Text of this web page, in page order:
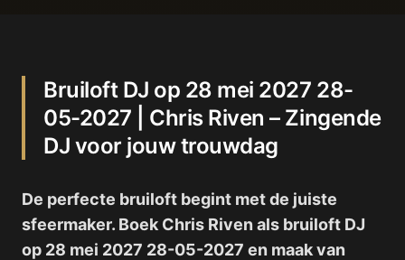
Bruiloft DJ op 28 mei 2027 28-
05-2027 | Chris Riven – Zingende
DJ voor jouw trouwdag
De perfecte bruiloft begint met de juiste
sfeermaker. Boek Chris Riven als bruiloft DJ
op 28 mei 2027 28-05-2027 en maak van